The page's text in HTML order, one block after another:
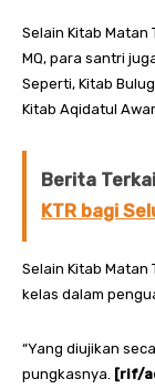
Selain Kitab Matan
MQ, para santri
Seperti, Kitab
Kitab Aqidatul
Berita
KTR bagi
Selain Kitab Matan
kelas dalam
“Yang diujikan
pungkasnya.
[rif/